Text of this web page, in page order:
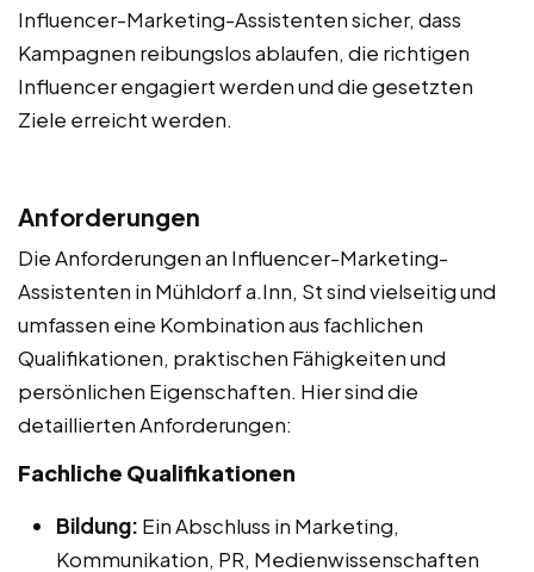
Influencer-Marketing-Assistenten sicher, dass
Kampagnen reibungslos ablaufen, die richtigen
Influencer engagiert werden und die gesetzten
Ziele erreicht werden.
Anforderungen
Die Anforderungen an Influencer-Marketing-
Assistenten in Mühldorf a.Inn, St sind vielseitig und
umfassen eine Kombination aus fachlichen
Qualifikationen, praktischen Fähigkeiten und
persönlichen Eigenschaften. Hier sind die
detaillierten Anforderungen:
Fachliche Qualifikationen
Bildung: Ein Abschluss in Marketing,
Kommunikation, PR, Medienwissenschaften